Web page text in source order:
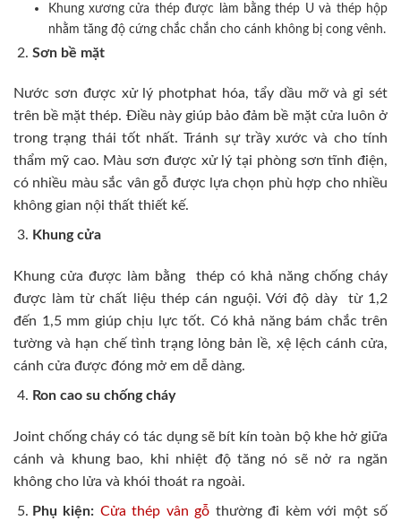
Khung xương cửa thép được làm bằng thép U và thép hộp
nhằm tăng độ cứng chắc chắn cho cánh không bị cong vênh.
Sơn bề mặt
Nước sơn được xử lý photphat hóa, tẩy dầu mỡ và gỉ sét
trên bề mặt thép. Điều này giúp bảo đảm bề mặt cửa luôn ở
trong trạng thái tốt nhất. Tránh sự trầy xước và cho tính
thẩm mỹ cao. Màu sơn được xử lý tại phòng sơn tĩnh điện,
có nhiều màu sắc vân gỗ được lựa chọn phù hợp cho nhiều
không gian nội thất thiết kế.
Khung cửa
Khung cửa được làm bằng thép có khả năng chống cháy
được làm từ chất liệu thép cán nguội. Với độ dày từ 1,2
đến 1,5 mm giúp chịu lực tốt. Có khả năng bám chắc trên
tường và hạn chế tình trạng lỏng bản lề, xệ lệch cánh cửa,
cánh cửa được đóng mở em dễ dàng.
Ron cao su chống cháy
Joint chống cháy có tác dụng sẽ bít kín toàn bộ khe hở giữa
cánh và khung bao, khi nhiệt độ tăng nó sẽ nở ra ngăn
không cho lửa và khói thoát ra ngoài.
Phụ kiện: Cửa thép vân gỗ thường đi kèm với một số